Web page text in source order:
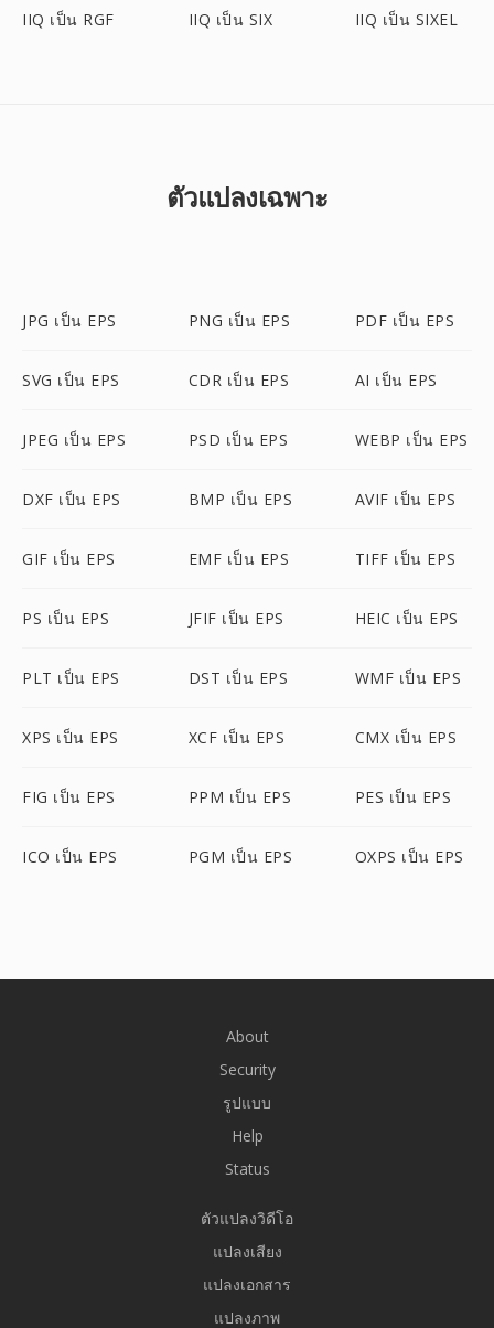
IIQ เป็น RGF IIQ เป็น SIX IIQ เป็น SIXEL
ตัวแปลงเฉพาะ
JPG เป็น EPS PNG เป็น EPS PDF เป็น EPS
SVG เป็น EPS CDR เป็น EPS AI เป็น EPS
JPEG เป็น EPS PSD เป็น EPS WEBP เป็น EPS
DXF เป็น EPS BMP เป็น EPS AVIF เป็น EPS
GIF เป็น EPS EMF เป็น EPS TIFF เป็น EPS
PS เป็น EPS JFIF เป็น EPS HEIC เป็น EPS
PLT เป็น EPS DST เป็น EPS WMF เป็น EPS
XPS เป็น EPS XCF เป็น EPS CMX เป็น EPS
FIG เป็น EPS PPM เป็น EPS PES เป็น EPS
ICO เป็น EPS PGM เป็น EPS OXPS เป็น EPS
About
Security
รูปแบบ
Help
Status
ตัวแปลงวิดีโอ
แปลงเสียง
แปลงเอกสาร
แปลงภาพ